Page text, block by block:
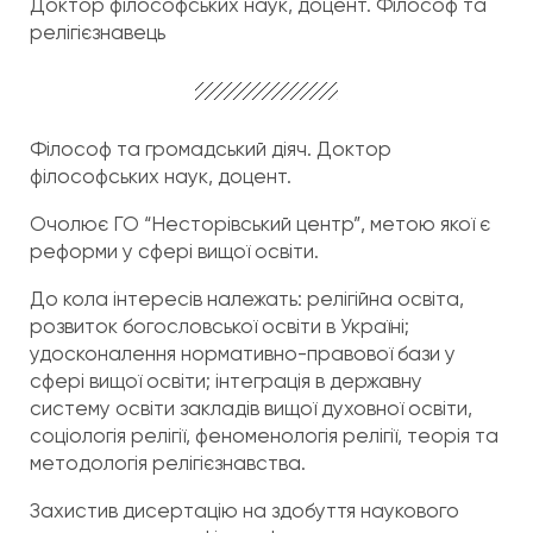
Доктор філософських наук, доцент. Філософ та
релігієзнавець
Філософ та громадський діяч. Доктор
філософських наук, доцент.
Очолює ГО “Несторівський центр”, метою якої є
реформи у сфері вищої освіти.
До кола інтересів належать: релігійна освіта,
розвиток богословської освіти в Україні;
удосконалення нормативно-правової бази у
сфері вищої освіти; інтеграція в державну
систему освіти закладів вищої духовної освіти,
соціологія релігії, феноменологія релігії, теорія та
методологія релігієзнавства.
Захистив дисертацію на здобуття наукового